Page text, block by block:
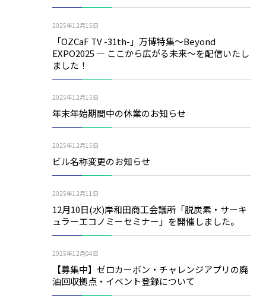
2025年12月15日
「OZCaF TV -31th-」万博特集～Beyond
EXPO2025 ― ここから広がる未来～を配信いたし
ました！
2025年12月15日
年末年始期間中の休業のお知らせ
2025年12月15日
ビル名称変更のお知らせ
2025年12月11日
12月10日(水)岸和田商工会議所「脱炭素・サーキ
ュラーエコノミーセミナー」を開催しました。
2025年12月04日
【募集中】ゼロカーボン・チャレンジアプリの廃
油回収拠点・イベント登録について